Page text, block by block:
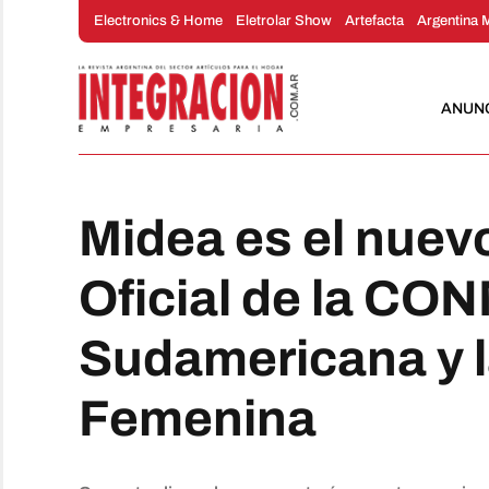
Electronics & Home Eletrolar Show Artefacta Argentina
Midea es el
Oficial de la
Sudamericana y
Femenina